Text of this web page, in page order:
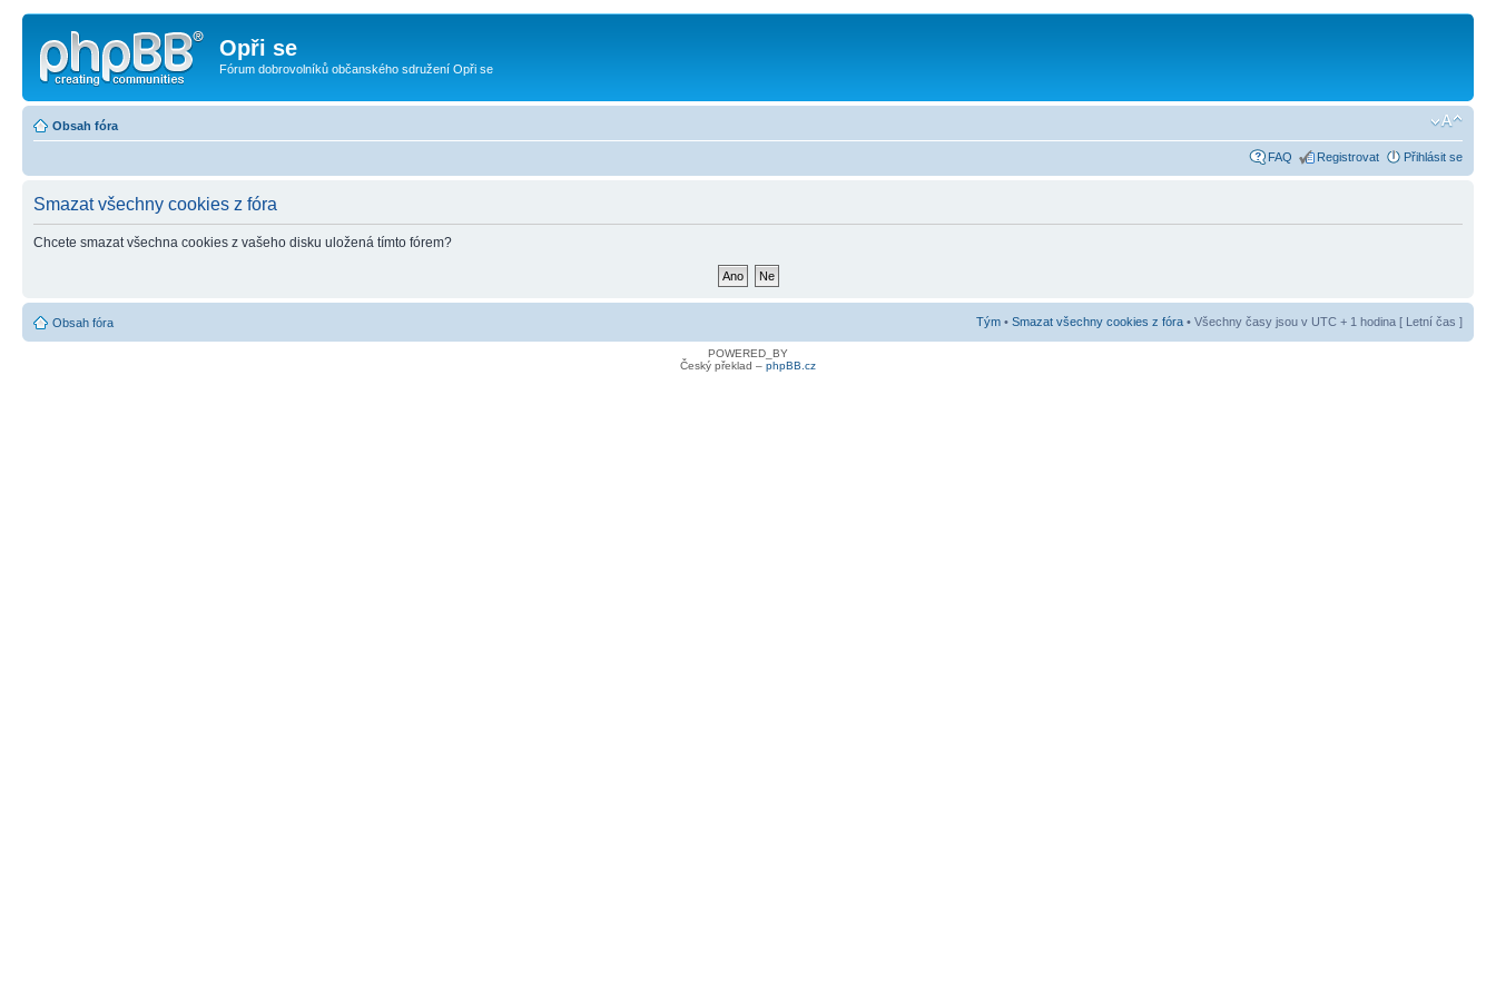
Opři se
Fórum dobrovolníků občanského sdružení Opři se
Obsah fóra
FAQ Registrovat Přihlásit se
Smazat všechny cookies z fóra
Chcete smazat všechna cookies z vašeho disku uložená tímto fórem?
Obsah fóra Tým • Smazat všechny cookies z fóra • Všechny časy jsou v UTC + 1 hodina [ Letní čas ]
POWERED_BY
Český překlad – phpBB.cz